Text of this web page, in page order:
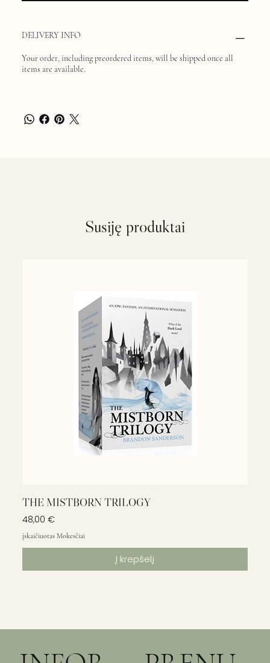
DELIVERY INFO
Your order, including preordered items, will be shipped once all
items are available.
Susiję produktai
THE MISTBORN TRILOGY
Kaina
48,00 €
įskaičiuotas Mokesčiai
Į krepšelį